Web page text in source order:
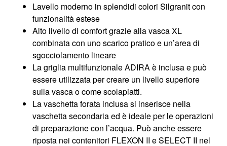
Lavello moderno in splendidi colori Silgranit con
funzionalità estese
Alto livello di comfort grazie alla vasca XL
combinata con uno scarico pratico e un’area di
sgocciolamento lineare
La griglia multifunzionale ADIRA è inclusa e può
essere utilizzata per creare un livello superiore
sulla vasca o come scolapiatti.
La vaschetta forata inclusa si inserisce nella
vaschetta secondaria ed è ideale per le operazioni
di preparazione con l’acqua. Può anche essere
riposta nei contenitori FLEXON II e SELECT II nel